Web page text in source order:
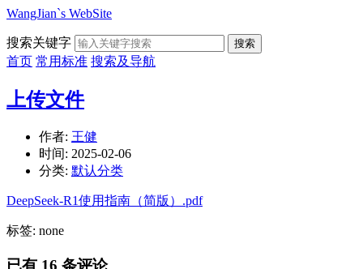
WangJian`s WebSite
搜索关键字 搜索
首页 常用标准 搜索及导航
上传文件
作者: 王健
时间: 2025-02-06
分类: 默认分类
DeepSeek-R1使用指南（简版）.pdf
标签: none
已有 16 条评论